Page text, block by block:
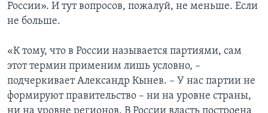
России». И тут вопросов, пожалуй, не меньше. Если
не больше.
«К тому, что в России называется партиями, сам
этот термин применим лишь условно, –
подчеркивает Александр Кынев. – У нас партии не
формируют правительство – ни на уровне страны,